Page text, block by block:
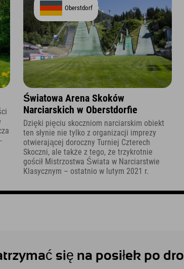
Oberstdorf
Światowa Arena Skoków
Narciarskich w Oberstdorfie
Dzięki pięciu skoczniom narciarskim obiekt
ten słynie nie tylko z organizacji imprezy
otwierającej doroczny Turniej Czterech
Skoczni, ale także z tego, że trzykrotnie
gościł Mistrzostwa Świata w Narciarstwie
Klasycznym – ostatnio w lutym 2021 r.
się na posiłek po